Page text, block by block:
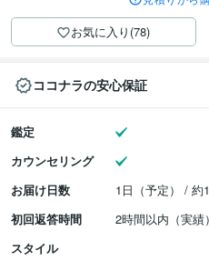
お気に入り(78)
ココナラの安心保証
鑑定
カウンセリング
お届け日数
1日（予定） / 約
初回返答時間
2時間以内（実績）
スタイル